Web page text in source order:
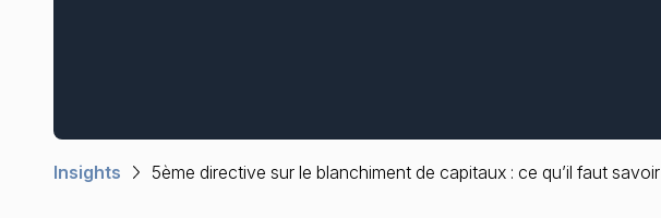
Insights 5ème directive sur le blanchiment de capitaux : ce qu’il faut savoir